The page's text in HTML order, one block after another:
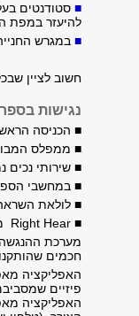
■ סטודנטים
להיעזר במפת
■ ​במגרש
חשוב לציין
נגישות
■ הכניסה
■ ממפלס
■ שירותי
■ במחשבי
■ לולאת
■ Right Hear מערכת הנגשה קולית
מערכת ההנגשה
חכמים
האפליקציה
פיזיים
האפליקציה